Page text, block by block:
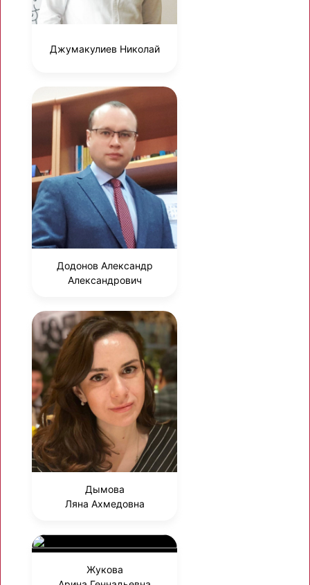
Джумакулиев Николай
Додонов Александр
Александрович
Дымова
Ляна Ахмедовна
Жукова